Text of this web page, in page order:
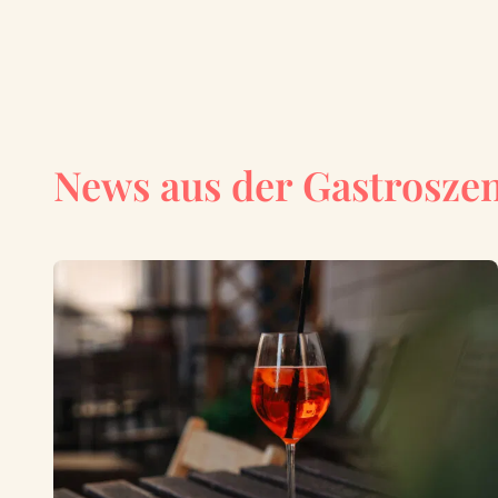
News aus der